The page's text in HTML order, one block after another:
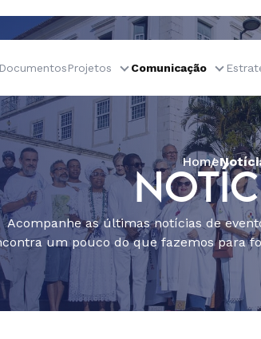
DocumentosProjetos Comunicação
Home
Acompanhe as últimas notícias de
um pouco do que fazemos para